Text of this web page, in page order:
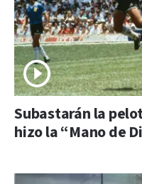
Subastarán la
hizo la “Mano de